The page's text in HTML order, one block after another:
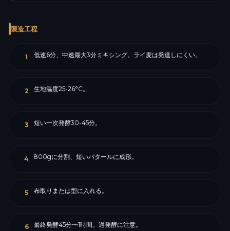
製造工程
1 低速6分、中速最大3分ミキシング。ライ麦は発達しにくい。
2 生地温度25-26°C。
3 短い一次発酵30-45分。
4 800gに分割、短いバタールに成形。
5 布取りまたは型に入れる。
6 最終発酵45分〜1時間。過発酵に注意。